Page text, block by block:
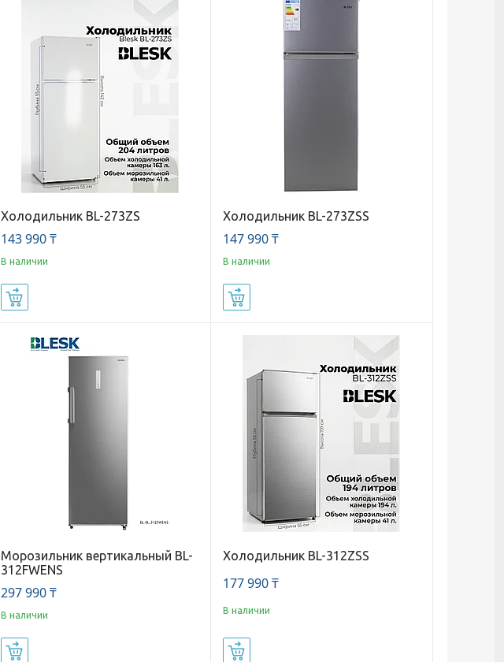
Холодильник BL-273ZS
143 990 ₸
В наличии
Холодильник BL-273ZSS
147 990 ₸
В наличии
Морозильник вертикальный BL-
312FWENS
297 990 ₸
В наличии
Холодильник BL-312ZSS
177 990 ₸
В наличии